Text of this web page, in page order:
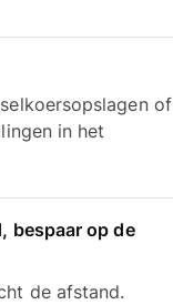
of
in het
bespaar op de
de afstand.